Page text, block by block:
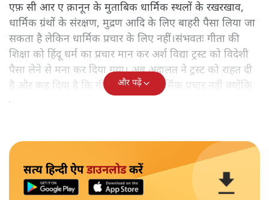
एफ़ सी आर ए क़ानून के मुताबिक धार्मिक स्थलों के रखरखाव,
धार्मिक ग्रंथों के संरक्षण, मुद्रण आदि के लिए बाहरी पैसा लिया जा
सकता है लेकिन धार्मिक प्रचार के लिए नहीं।संभवतः गीता की
शिक्षा को हिंदू धर्म का प्रचार मान कर अर्श विद्या ट्रस्ट को विदेशी
पैसा लेने से मना कर दिया गया। अब अदालत ने ट्रस्ट को राहत दी
है और कह दिया है कि गीता की शिक्षा धार्मिक प्रचार नहीं क्योंकि
गीता धार्मिक ग्रंथ नहीं है।
और पढ़ें
सत्य हिन्दी ऐपडाउनलोडकरें